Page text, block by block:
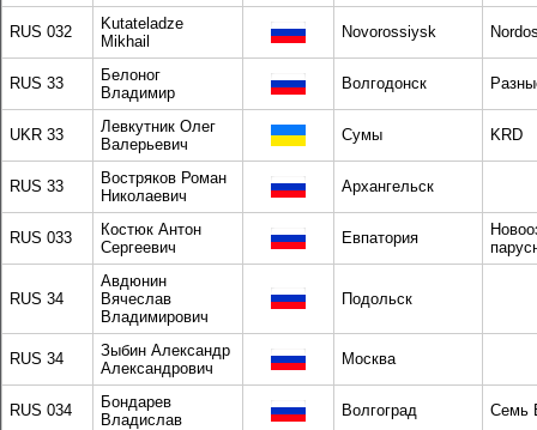
RUS 032
Kutateladze
Mikhail
Novorossiysk
RUS 33
Белоног
Владимир
Волгодонск
UKR 33
Левкутник Олег
Валерьевич
Сумы KRD
RUS 33
Востряков Роман
Николаевич
Архангельск
RUS 033
Костюк Антон
Сергеевич
Евпатория
RUS 34
Авдюнин
Вячеслав
Владимирович
Подольск
RUS 34
Зыбин Александр
Александрович
Москва
RUS 034
Бондарев
Владислав
Волгоград Семь